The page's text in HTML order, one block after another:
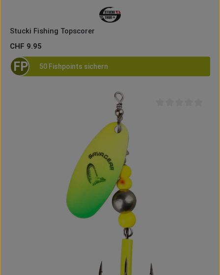
Stucki Fishing Topscorer
Regulärer Preis:
CHF 9.95
FP 50 Fishpoints sichern